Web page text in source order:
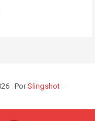
· PorSlingshot